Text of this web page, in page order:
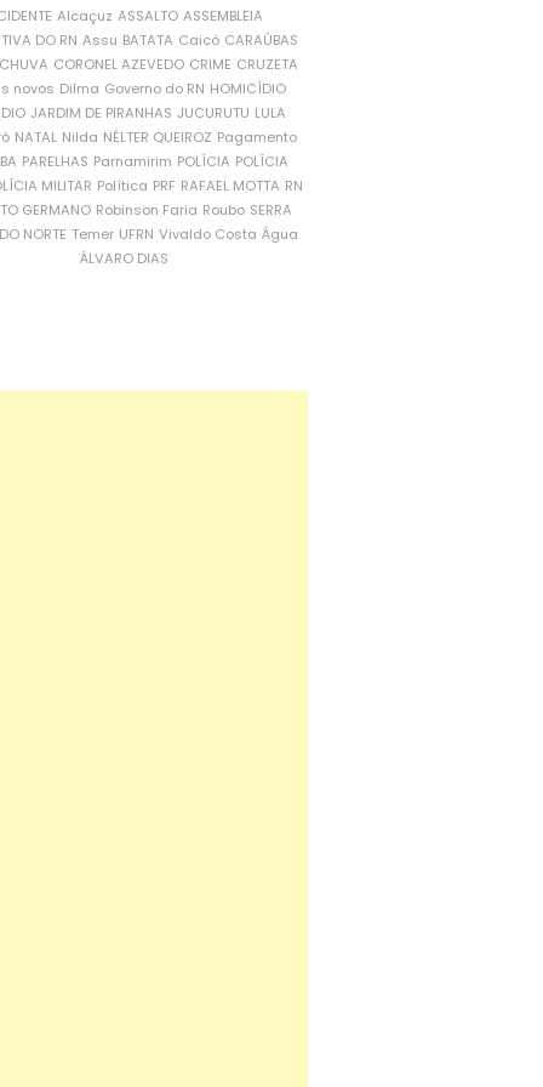
Alcaçuz ASSALTO ASSEMBLEIA
DO RN Assu BATATA Caicó CARAÚBAS
CORONEL AZEVEDO CRIME CRUZETA
novos Dilma Governo do RN HOMICÍDIO
JARDIM DE PIRANHAS JUCURUTU LULA
NATAL Nilda NÉLTER QUEIROZ Pagamento
PARELHAS Parnamirim POLÍCIA POLÍCIA
MILITAR Política PRF RAFAEL MOTTA RN
GERMANO Robinson Faria Roubo SERRA
NORTE Temer UFRN Vivaldo Costa Água
ÁLVARO DIAS